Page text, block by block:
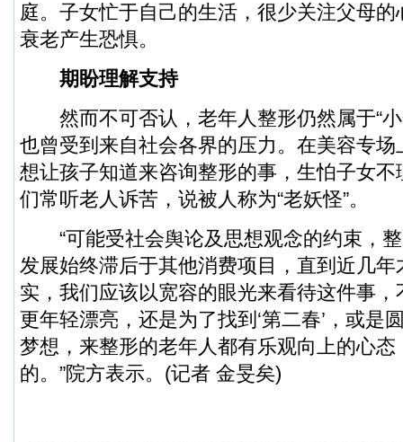
庭。子女忙于自己的生活，很少关注父母
衰老产生恐惧。
期盼理解支持
然而不可否认，老年人整形仍然属于“小
也曾受到来自社会各界的压力。在美容专
想让孩子知道来咨询整形的事，生怕子女
们常听老人诉苦，说被人称为“老妖怪”。
“可能受社会舆论及思想观念的约束，整
发展始终滞后于其他消费项目，直到近几
实，我们应该以宽容的眼光来看待这件事
更年轻漂亮，还是为了找到‘第二春’，或是
梦想，来整形的老年人都有乐观向上的心
的。”院方表示。(记者 金旻矣)